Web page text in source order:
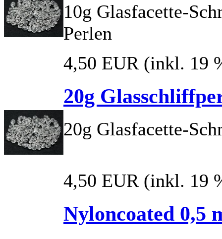
10g Glasfacette-
Perlen
4,50 EUR (inkl. 19
20g
20g Glasfacette-
4,50 EUR (inkl. 19
Nyloncoated 0,5